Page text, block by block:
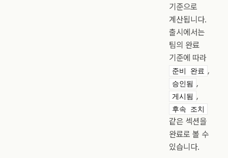
기준으로
계산됩니다.
출시에서는
팀의 완료
기준에 따라
준비 완료 ,
승인됨 ,
게시됨 ,
후속 조치
같은 섹션을
완료로 볼 수
있습니다.